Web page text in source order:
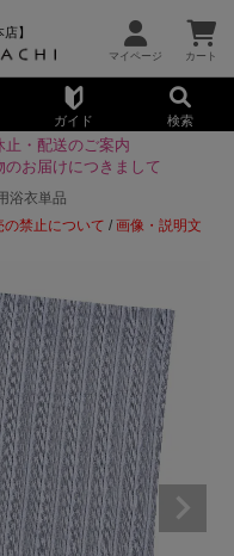
】
ガイド 検索
止・配送のご案内
のお届けにつきまして
浴衣単品
禁止について /画像・説明文